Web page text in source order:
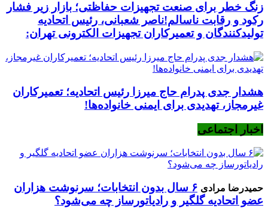
زنگ خطر برای صنعت تجهیزات حفاظتی؛ بازار زیر فشار
رکود و رقابت ناسالم!ناصر شعبانی، رئیس اتحادیه
تولیدکنندگان و تعمیرکاران تجهیزات الکترونی تهران:
هشدار جدی پدرام حاج میرزا رئیس اتحادیه؛ تعمیرکاران
غیرمجاز، تهدیدی برای ایمنی خانواده‌ها!
اخبار اجتماعی
حمیدرضا مرادی
۶ سال بدون انتخابات؛ سرنوشت هزاران
عضو اتحادیه گلگیر و رادیاتورساز چه می‌شود؟